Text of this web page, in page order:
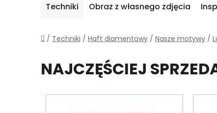
Techniki Obraz z własnego zdjęcia
Home
/ Techniki / Haft diamentowy / Nasze motywy /
NAJCZĘŚCIEJ